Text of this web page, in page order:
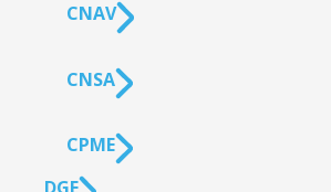
CNAV
CNSA
CPME